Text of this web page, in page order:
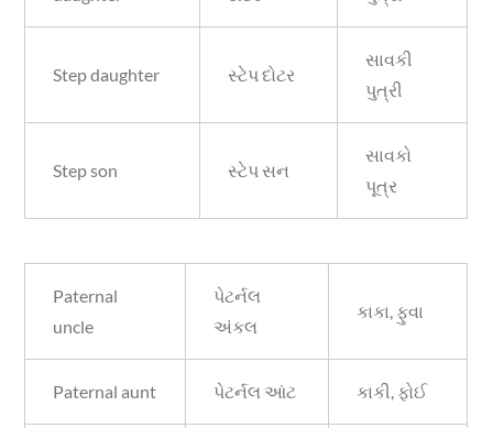
Step daughter સ્ટેપ દોટર
સાવકી
પુત્રી
Step son સ્ટેપ સન
સાવકો
પૂત્ર
Paternal
uncle
પેટર્નલ
અંકલ
કાકા, ફુવા
Paternal aunt પેટર્નલ આંટ કાકી, ફોઈ